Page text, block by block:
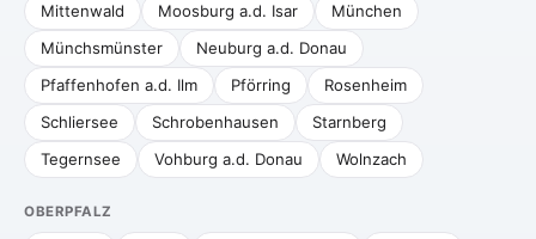
Mittenwald
Moosburg a.d. Isar
München
Münchsmünster
Neuburg a.d. Donau
Pfaffenhofen a.d. Ilm
Pförring
Rosenheim
Schliersee
Schrobenhausen
Starnberg
Tegernsee
Vohburg a.d. Donau Wolnzach
OBERPFALZ